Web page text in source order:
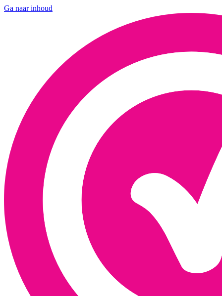
Ga naar inhoud